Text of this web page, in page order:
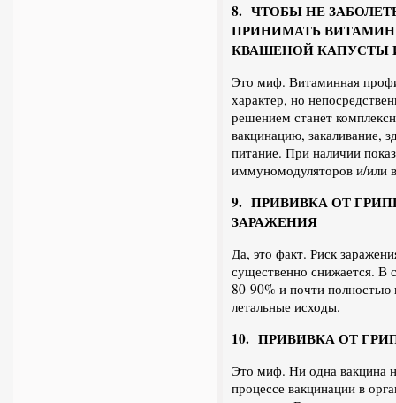
8. ЧТОБЫ НЕ
ПРИНИМАТЬ
КВАШЕНОЙ КАПУСТЫ
Это миф. Витаминная
характер, но
решением станет
вакцинацию, закаливание,
питание. При наличии
иммуномодуляторов и/или
9. ПРИВИВКА ОТ
ЗАРАЖЕНИЯ
Да, это факт. Риск
существенно снижается. В
80-90% и почти полностью
летальные исходы.
10. ПРИВИВКА ОТ
Это миф. Ни одна вакцина
процессе вакцинации в